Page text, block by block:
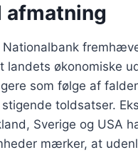
afmatning
Nationalbank
landets økonomiske
som følge af
toldsatser.
Sverige og USA
mærker, at